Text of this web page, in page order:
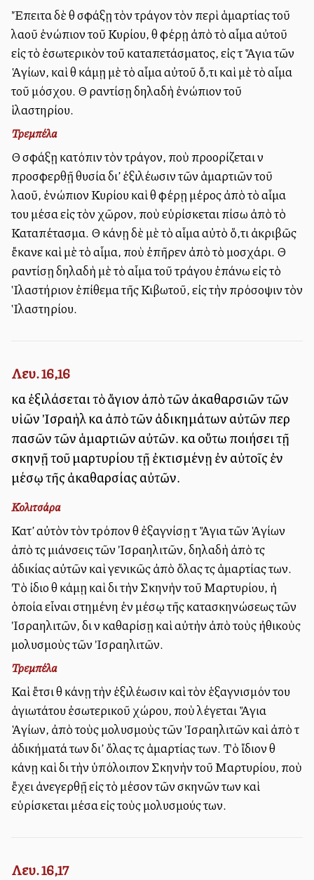
Ἔπειτα δὲ θὰ σφάξῃ τὸν τράγον τὸν περὶ ἁμαρτίας τοῦ
λαοῦ ἐνώπιον τοῦ Κυρίου, θὰ φέρῃ ἀπὸ τὸ αἷμα αὐτοῦ
εἰς τὸ ἐσωτερικὸν τοῦ καταπετάσματος, εἰς τὰ Ἅγια τῶν
Ἁγίων, καὶ θὰ κάμῃ μὲ τὸ αἷμα αὐτοῦ ὅ,τι καὶ μὲ τὸ αἷμα
τοῦ μόσχου. Θὰ ραντίσῃ δηλαδὴ ἐνώπιον τοῦ
ἱλαστηρίου.
Τρεμπέλα
Θὰ σφάξῃ κατόπιν τὸν τράγον, ποὺ προορίζεται νὰ
προσφερθῇ θυσία δι’ ἐξιλέωσιν τῶν ἁμαρτιῶν τοῦ
λαοῦ, ἐνώπιον Κυρίου καὶ θὰ φέρῃ μέρος ἀπὸ τὸ αἷμα
του μέσα εἰς τὸν χῶρον, ποὺ εὑρίσκεται πίσω ἀπὸ τὸ
Καταπέτασμα. Θὰ κάνῃ δὲ μὲ τὸ αἷμα αὐτὸ ὅ,τι ἀκριβῶς
ἔκανε καὶ μὲ τὸ αἷμα, ποὺ ἐπῆρεν ἀπὸ τὸ μοσχάρι. Θὰ
ραντίσῃ δηλαδὴ μὲ τὸ αἷμα τοῦ τράγου ἐπάνω εἰς τὸ
Ἱλαστήριον ἐπίθεμα τῆς Κιβωτοῦ, εἰς τὴν πρόσοψιν τὸν
Ἱλαστηρίου.
Λευ. 16,16
καὶ ἐξιλάσεται τὸ ἅγιον ἀπὸ τῶν ἀκαθαρσιῶν τῶν
υἱῶν Ἰσραὴλ καὶ ἀπὸ τῶν ἀδικημάτων αὐτῶν περὶ
πασῶν τῶν ἁμαρτιῶν αὐτῶν. καὶ οὕτω ποιήσει τῇ
σκηνῇ τοῦ μαρτυρίου τῇ ἐκτισμένῃ ἐν αὐτοῖς ἐν
μέσῳ τῆς ἀκαθαρσίας αὐτῶν.
Κολιτσάρα
Κατ’ αὐτὸν τὸν τρόπον θὰ ἐξαγνίσῃ τὰ Ἅγια τῶν Ἁγίων
ἀπὸ τὰς μιάνσεις τῶν Ἰσραηλιτῶν, δηλαδὴ ἀπὸ τὰς
ἀδικίας αὐτῶν καὶ γενικῶς ἀπὸ ὅλας τὰς ἁμαρτίας των.
Τὸ ἰδιο θὰ κάμῃ καὶ διὰ τὴν Σκηνὴν τοῦ Μαρτυρίου, ἡ
ὁποία εἶναι στημένη ἐν μέσῳ τῆς κατασκηνώσεως τῶν
Ἰσραηλιτῶν, διὰ νὰ καθαρίσῃ καὶ αὐτὴν ἀπὸ τοὺς ἠθικοὺς
μολυσμοὺς τῶν Ἰσραηλιτῶν.
Τρεμπέλα
Καὶ ἔτσι θὰ κάνῃ τὴν ἐξιλέωσιν καὶ τὸν ἑξαγνισμόν του
ἁγιωτάτου ἐσωτερικοῦ χώρου, ποὺ λέγεται Ἅγια
Ἁγίων, ἀπὸ τοὺς μολυσμοὺς τῶν Ἰσραηλιτῶν καὶ ἀπὸ τὰ
ἀδικήματά των δι’ ὅλας τὰς ἁμαρτίας των. Τὸ ἴδιον θὰ
κάνῃ καὶ διὰ τὴν ὑπόλοιπον Σκηνὴν τοῦ Μαρτυρίου, ποὺ
ἔχει ἀνεγερθῇ εἰς τὸ μέσον τῶν σκηνῶν των καὶ
εὑρίσκεται μέσα εἰς τοὺς μολυσμούς των.
Λευ. 16,17